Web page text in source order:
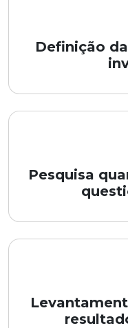
Definição
Pesquisa